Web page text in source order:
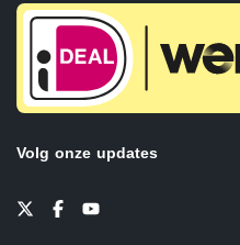
Volg onze updates